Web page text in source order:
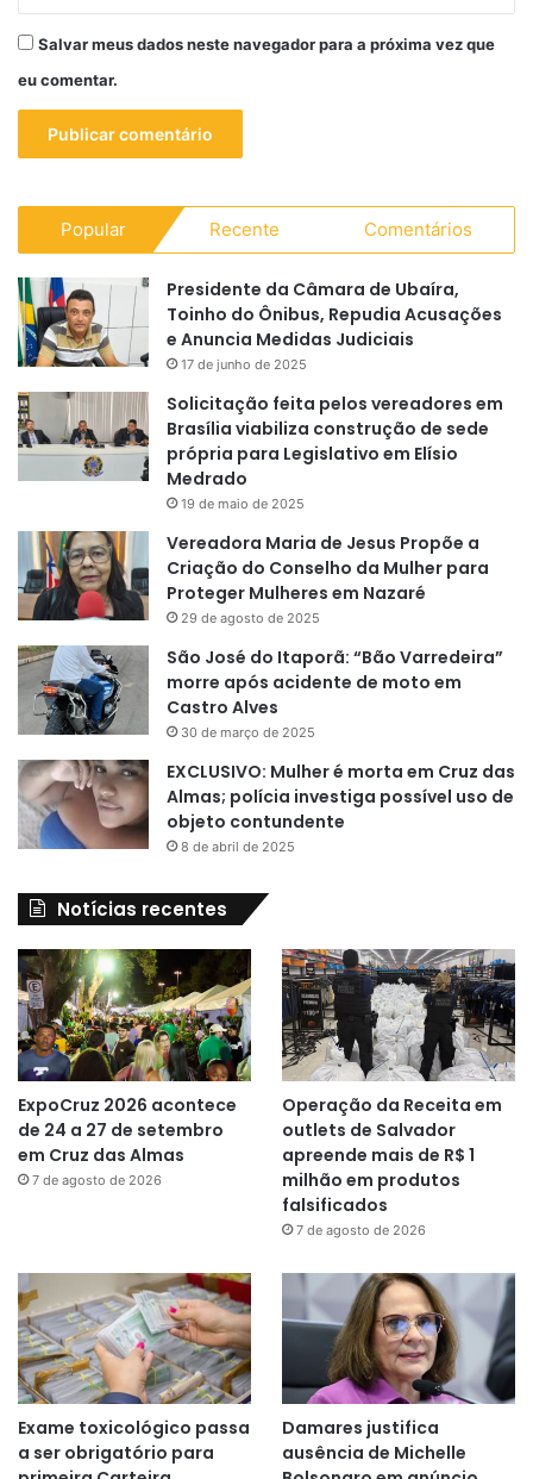
Salvar meus dados neste navegador para a próxima vez que
eu comentar.
Popular Recente Comentários
Presidente da Câmara de Ubaíra,
Toinho do Ônibus, Repudia Acusações
e Anuncia Medidas Judiciais
17 de junho de 2025
Solicitação feita pelos vereadores em
Brasília viabiliza construção de sede
própria para Legislativo em Elísio
Medrado
19 de maio de 2025
Vereadora Maria de Jesus Propõe a
Criação do Conselho da Mulher para
Proteger Mulheres em Nazaré
29 de agosto de 2025
São José do Itaporã: “Bão Varredeira”
morre após acidente de moto em
Castro Alves
30 de março de 2025
EXCLUSIVO: Mulher é morta em Cruz das
Almas; polícia investiga possível uso de
objeto contundente
8 de abril de 2025
Notícias recentes
ExpoCruz 2026 acontece
de 24 a 27 de setembro
em Cruz das Almas
7 de agosto de 2026
Operação da Receita em
outlets de Salvador
apreende mais de R$ 1
milhão em produtos
falsificados
7 de agosto de 2026
Exame toxicológico passa
a ser obrigatório para
Damares justifica
ausência de Michelle